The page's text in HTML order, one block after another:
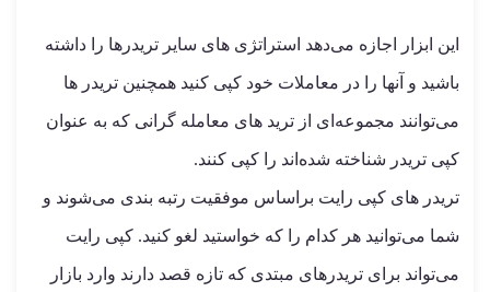
این ابزار اجازه می‌دهد استراتژی های سایر تریدرها را داشته
باشید و آنها را در معاملات خود کپی کنید همچنین تریدر ها
می‌توانند مجموعه‌ای از ترید های معامله گرانی که به عنوان
کپی تریدر شناخته شده‌اند را کپی کنند.
تریدر های کپی رایت براساس موفقیت رتبه بندی می‌شوند و
شما می‌توانید هر کدام را که خواستید لغو کنید. کپی رایت
می‌تواند برای تریدرهای مبتدی که تازه قصد دارند وارد بازار